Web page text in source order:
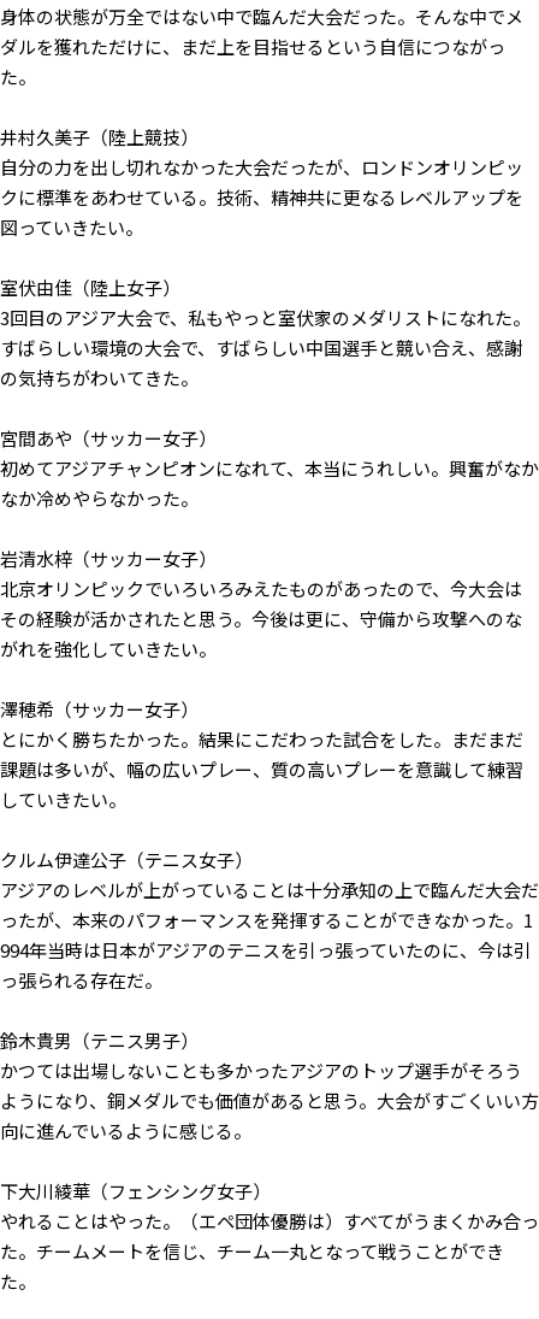
身体の状態が万全ではない中で臨んだ大会だった。そんな中でメ
ダルを獲れただけに、まだ上を目指せるという自信につながっ
た。
井村久美子（陸上競技）
自分の力を出し切れなかった大会だったが、ロンドンオリンピッ
クに標準をあわせている。技術、精神共に更なるレベルアップを
図っていきたい。
室伏由佳（陸上女子）
3回目のアジア大会で、私もやっと室伏家のメダリストになれた。
すばらしい環境の大会で、すばらしい中国選手と競い合え、感謝
の気持ちがわいてきた。
宮間あや（サッカー女子）
初めてアジアチャンピオンになれて、本当にうれしい。興奮がなか
なか冷めやらなかった。
岩清水梓（サッカー女子）
北京オリンピックでいろいろみえたものがあったので、今大会は
その経験が活かされたと思う。今後は更に、守備から攻撃へのな
がれを強化していきたい。
澤穂希（サッカー女子）
とにかく勝ちたかった。結果にこだわった試合をした。まだまだ
課題は多いが、幅の広いプレー、質の高いプレーを意識して練習
していきたい。
クルム伊達公子（テニス女子）
アジアのレベルが上がっていることは十分承知の上で臨んだ大会だ
ったが、本来のパフォーマンスを発揮することができなかった。1
994年当時は日本がアジアのテニスを引っ張っていたのに、今は引
っ張られる存在だ。
鈴木貴男（テニス男子）
かつては出場しないことも多かったアジアのトップ選手がそろう
ようになり、銅メダルでも価値があると思う。大会がすごくいい方
向に進んでいるように感じる。
下大川綾華（フェンシング女子）
やれることはやった。（エペ団体優勝は）すべてがうまくかみ合っ
た。チームメートを信じ、チーム一丸となって戦うことができ
た。